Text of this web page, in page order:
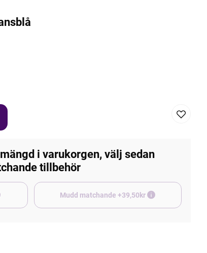
i varukorgen, välj sedan
tillbehör
Mudd matchande +39,50kr